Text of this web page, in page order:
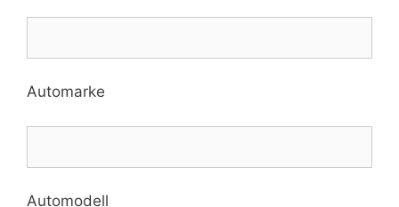
Automarke
Automodell